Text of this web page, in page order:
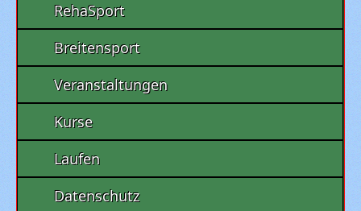
RehaSport
Breitensport
Veranstaltungen
Kurse
Laufen
Datenschutz